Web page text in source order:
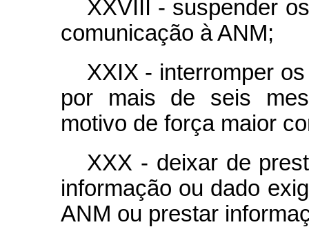
XXVIII - suspender
comunicação à ANM;
XXIX - interromper
por mais de seis
motivo de força maior
XXX - deixar de
informação ou dado
ANM ou prestar